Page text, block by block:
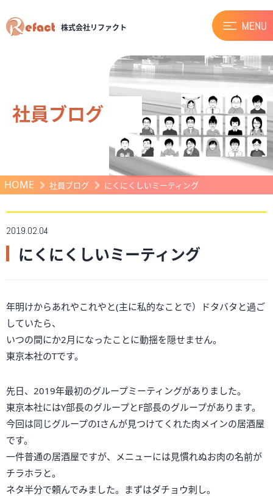
株式会社リファクト
社員ブログ
HOME 社員ブログ にくにくしいミーティング
2019.02.04
にくにくしいミーティング
年明けからあれやこれやと(主に私的なことで）ドタバタと過ご
していたら、
いつの間にか2月になったことに動揺を隠せません。
東京本社のTです。
先日、2019年最初のグループミーティングがありました。
東京本社にはY部長のグループとF部長のグループがあります。
今回は同じグループのIさんが見つけてくれた肉メインの居酒屋
です。
一件普通の居酒屋ですが、メニューには見慣れぬお肉の名前が
チラホラと。
ネタ半分で頼んでみました。まずはダチョウ刺し。